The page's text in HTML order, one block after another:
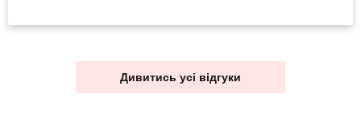
Дивитись усі відгуки